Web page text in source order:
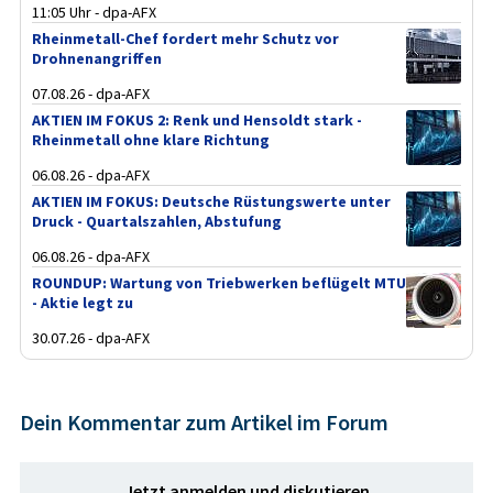
11:05 Uhr - dpa-AFX
Rheinmetall-Chef fordert mehr Schutz vor
Drohnenangriffen
07.08.26 - dpa-AFX
AKTIEN IM FOKUS 2: Renk und Hensoldt stark -
Rheinmetall ohne klare Richtung
06.08.26 - dpa-AFX
AKTIEN IM FOKUS: Deutsche Rüstungswerte unter
Druck - Quartalszahlen, Abstufung
06.08.26 - dpa-AFX
ROUNDUP: Wartung von Triebwerken beflügelt MTU
- Aktie legt zu
30.07.26 - dpa-AFX
Dein Kommentar zum Artikel im Forum